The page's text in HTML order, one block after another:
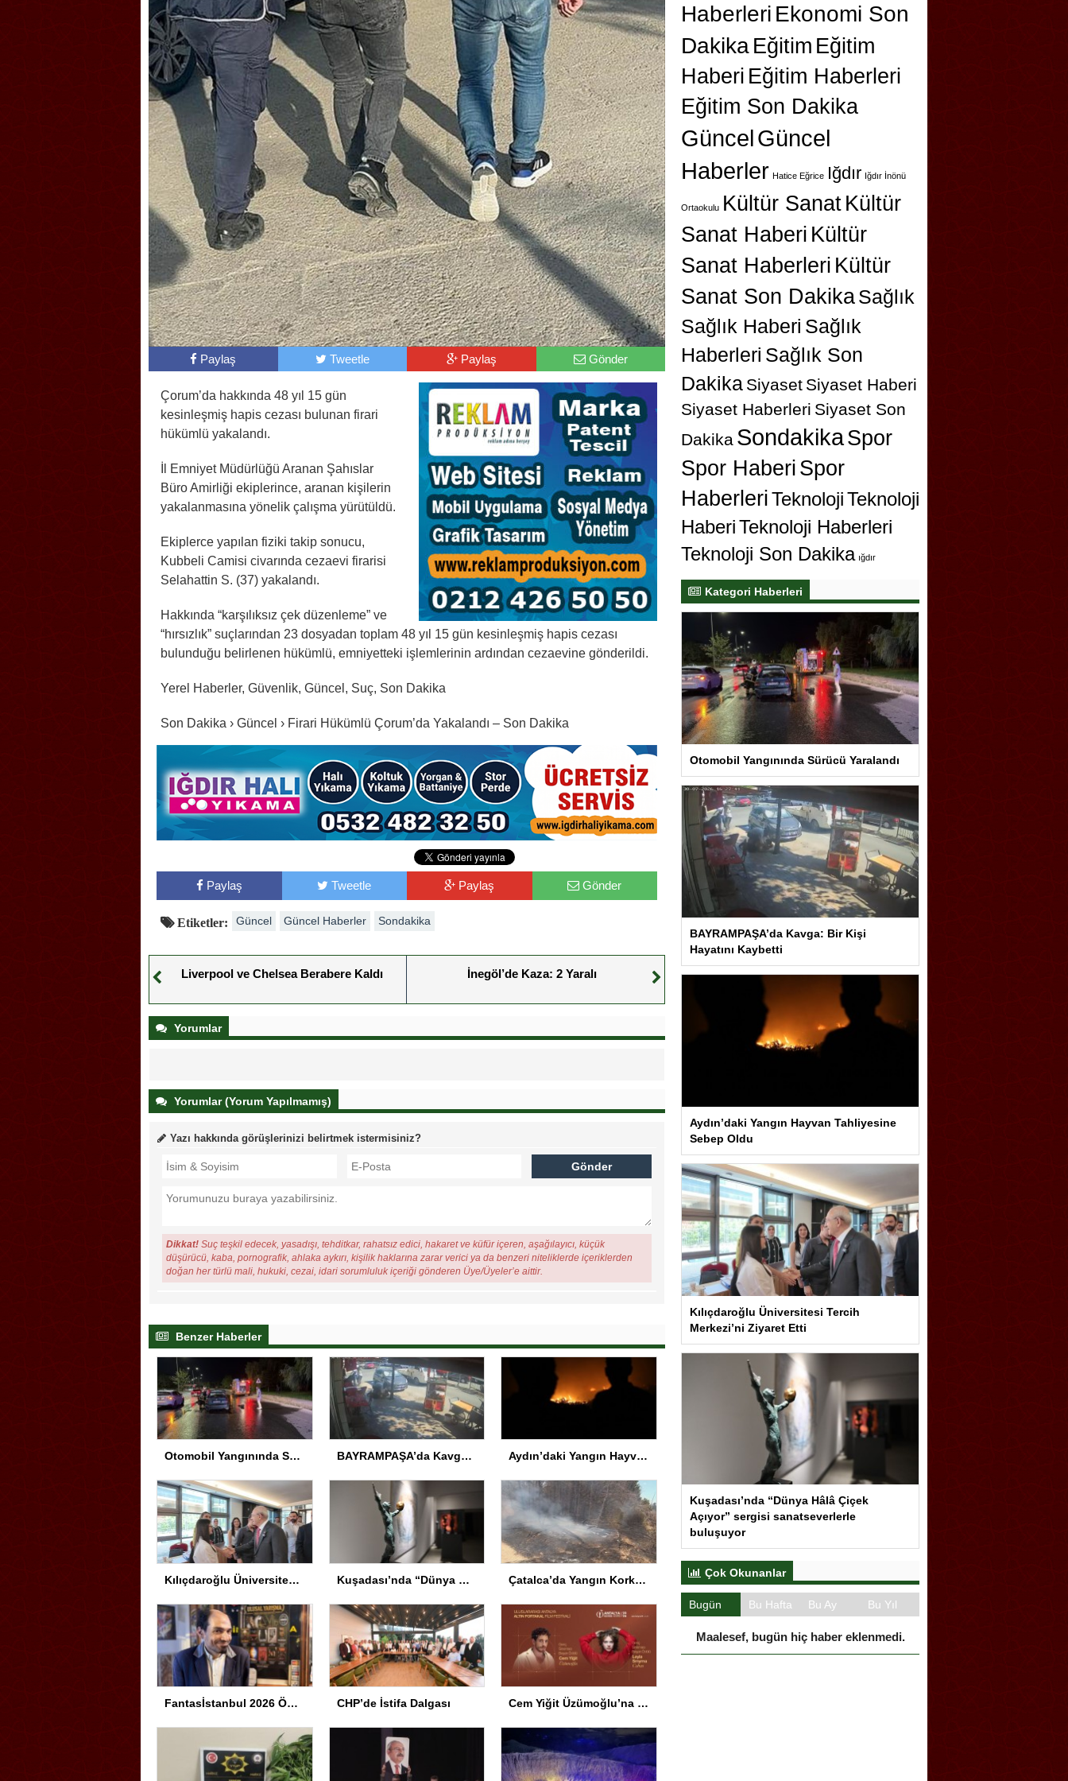
Paylaş Tweetle Paylaş Gönder
Çorum’da hakkında 48 yıl 15 gün
kesinleşmiş hapis cezası bulunan firari
hükümlü yakalandı.
İl Emniyet Müdürlüğü Aranan Şahıslar
Büro Amirliği ekiplerince, aranan kişilerin
yakalanmasına yönelik çalışma yürütüldü.
Ekiplerce yapılan fiziki takip sonucu,
Kubbeli Camisi civarında cezaevi firarisi
Selahattin S. (37) yakalandı.
Hakkında “karşılıksız çek düzenleme” ve
“hırsızlık” suçlarından 23 dosyadan toplam 48 yıl 15 gün kesinleşmiş hapis cezası
bulunduğu belirlenen hükümlü, emniyetteki işlemlerinin ardından cezaevine gönderildi.
Yerel Haberler, Güvenlik, Güncel, Suç, Son Dakika
Son Dakika › Güncel › Firari Hükümlü Çorum’da Yakalandı – Son Dakika
Paylaş Tweetle Paylaş Gönder
Etiketler: Güncel Güncel Haberler Sondakika
Liverpool ve Chelsea Berabere Kaldı İnegöl’de Kaza: 2 Yaralı
Yorumlar
Yorumlar (Yorum Yapılmamış)
Yazı hakkında görüşlerinizi belirtmek istermisiniz?
Dikkat! Suç teşkil edecek, yasadışı, tehditkar, rahatsız edici, hakaret ve küfür içeren, aşağılayıcı, küçük
düşürücü, kaba, pornografik, ahlaka aykırı, kişilik haklarına zarar verici ya da benzeri niteliklerde içeriklerden
doğan her türlü mali, hukuki, cezai, idari sorumluluk içeriği gönderen Üye/Üyeler’e aittir.
Benzer Haberler
Otomobil Yangınında Sürücü Yaralandı BAYRAMPAŞA’da Kavga: Bir Kişi Hayatını Kaybetti Aydın’daki Yangın Hayvan Tahliyesine Sebep Oldu
Kılıçdaroğlu Üniversitesi Tercih Merkezi’ni Ziyaret Etti Kuşadası’nda “Dünya Hâlâ Çiçek Açıyor” sergisi sanatseverlerle buluşuyor Çatalca’da Yangın Korkuttu
Fantasİstanbul 2026 Ödül Töreni Yapıldı CHP’de İstifa Dalgası Cem Yiğit Üzümoğlu’na Genç Başarı Ödülü
Haberleri Ekonomi Son
Dakika Eğitim Eğitim
Haberi Eğitim Haberleri
Eğitim Son Dakika
GüncelGüncel
Haberler Hatice Eğrice Iğdır Iğdır İnönü
Ortaokulu Kültür SanatKültür
Sanat Haberi Kültür
Sanat Haberleri Kültür
Sanat Son DakikaSağlık
Sağlık Haberi Sağlık
Haberleri Sağlık Son
Dakika Siyaset Siyaset Haberi
Siyaset Haberleri Siyaset Son
Dakika SondakikaSpor
Spor Haberi Spor
HaberleriTeknolojiTeknoloji
HaberiTeknoloji Haberleri
Teknoloji Son Dakika ığdır
Kategori Haberleri
Otomobil Yangınında Sürücü Yaralandı
BAYRAMPAŞA’da Kavga: Bir Kişi
Hayatını Kaybetti
Aydın’daki Yangın Hayvan Tahliyesine
Sebep Oldu
Kılıçdaroğlu Üniversitesi Tercih
Merkezi’ni Ziyaret Etti
Kuşadası’nda “Dünya Hâlâ Çiçek
Açıyor” sergisi sanatseverlerle
buluşuyor
Çok Okunanlar
Bugün Bu Hafta Bu Ay Bu Yıl
Maalesef, bugün hiç haber eklenmedi.